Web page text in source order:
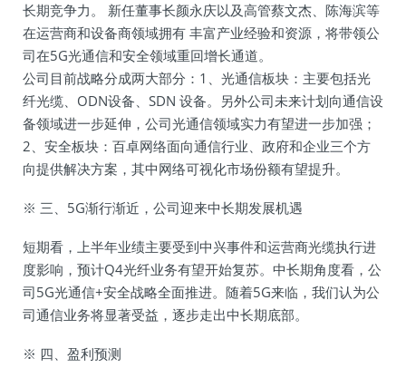
长期竞争力。 新任董事长颜永庆以及高管蔡文杰、陈海滨等
在运营商和设备商领域拥有 丰富产业经验和资源，将带领公
司在5G光通信和安全领域重回增长通道。
公司目前战略分成两大部分：1、光通信板块：主要包括光
纤光缆、ODN设备、SDN 设备。另外公司未来计划向通信设
备领域进一步延伸，公司光通信领域实力有望进一步加强；
2、安全板块：百卓网络面向通信行业、政府和企业三个方
向提供解决方案，其中网络可视化市场份额有望提升。
※ 三、5G渐行渐近，公司迎来中长期发展机遇
短期看，上半年业绩主要受到中兴事件和运营商光缆执行进
度影响，预计Q4光纤业务有望开始复苏。中长期角度看，公
司5G光通信+安全战略全面推进。随着5G来临，我们认为公
司通信业务将显著受益，逐步走出中长期底部。
※ 四、盈利预测